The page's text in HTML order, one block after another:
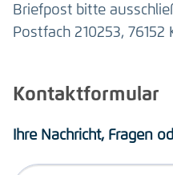
Briefpost bitte
Postfach 210253, 76152
Kontaktformular
Ihre Nachricht, Fragen